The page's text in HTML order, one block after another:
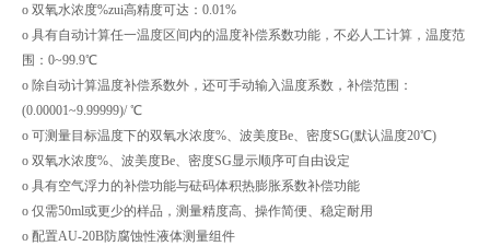
o 双氧水浓度%zui高精度可达：0.01%
o 具有自动计算任一温度区间内的温度补偿系数功能，不必人工计算，温度范
围：0~99.9℃
o 除自动计算温度补偿系数外，还可手动输入温度系数，补偿范围：
(0.00001~9.99999)/ ℃
o 可测量目标温度下的双氧水浓度%、波美度Be、密度SG(默认温度20℃)
o 双氧水浓度%、波美度Be、密度SG显示顺序可自由设定
o 具有空气浮力的补偿功能与砝码体积热膨胀系数补偿功能
o 仅需50ml或更少的样品，测量精度高、操作简便、稳定耐用
o 配置AU-20B防腐蚀性液体测量组件